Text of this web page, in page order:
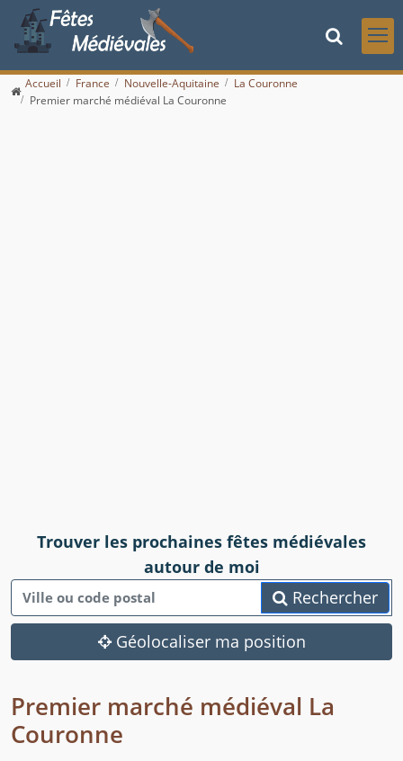
Accueil France Nouvelle-Aquitaine
La Couronne
Premier marché médiéval La Couronne
Trouver les prochaines fêtes médiévales
autour de moi
Rechercher
Géolocaliser ma position
Premier marché médiéval La
Couronne